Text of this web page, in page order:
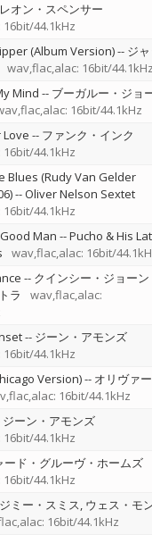
レオン・スペンサー
44.1kHz
(Album Version)-- ジャ
wav,flac,alac: 16bit/44.1kHz
Mind -- ブーガルー・ジョ
16bit/44.1kHz
Love -- ファンク・インク
44.1kHz
Blues (Rudy Van Gelder
--Oliver Nelson Sextet
44.1kHz
Man --Pucho & His
wav,flac,alac: 16bit/
-- クインシー・ジョーン
ラ
wav,flac,alac:
-- ジーン・アモンズ
44.1kHz
Version)-- オリヴァー
16bit/44.1kHz
ジーン・アモンズ
44.1kHz
ード・グルーヴ・ホームズ
44.1kHz
ジミー・スミス ウェス・モ
16bit/44.1kHz